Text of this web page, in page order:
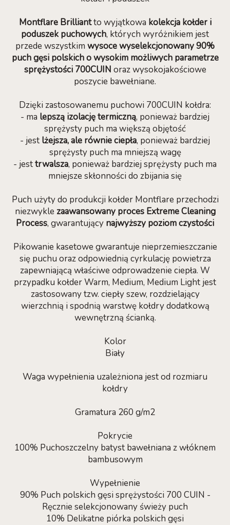
Montflare Brilliantto wyjątkowa kolekcja kołder i
poduszek puchowych, których wyróżnikiem jest
przede wszystkim wysoce wyselekcjonowany 90%
puch gęsi polskich o wysokim możliwych parametrze
sprężystości 700CUIN oraz wysokojakościowe
poszycie bawełniane.
Dzięki zastosowanemu puchowi 700CUIN kołdra:
- ma lepszą izolację termiczną, ponieważ bardziej
sprężysty puch ma większą objętość
- jest lżejsza, ale równie ciepła, ponieważ bardziej
sprężysty puch ma mniejszą wagę
- jesttrwalsza, ponieważ bardziej sprężysty puch ma
mniejsze skłonności do zbijania się
Puch użyty do produkcji kołder Montflare przechodzi
niezwykle zaawansowany proces Extreme Cleaning
Process, gwarantujący najwyższy poziom czystości
Pikowanie kasetowe gwarantuje nieprzemieszczanie
się puchu oraz odpowiednią cyrkulację powietrza
zapewniającą właściwe odprowadzenie ciepła. W
przypadku kołder Warm, Medium, Medium Light jest
zastosowany tzw. ciepły szew, rozdzielający
wierzchnią i spodnią warstwę kołdry dodatkową
wewnętrzną ścianką.
Kolor
Biały
Waga wypełnienia uzależniona jest od rozmiaru
kołdry
Gramatura 260 g/m2
Pokrycie
100% Puchoszczelny batyst bawełniana z włóknem
bambusowym
Wypełnienie
90% Puch polskich gęsi sprężystości 700 CUIN -
Ręcznie selekcjonowany świeży puch
10% Delikatne piórka polskich gęsi